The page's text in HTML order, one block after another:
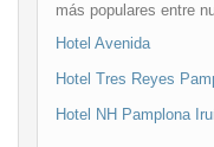
más populares entre
Hotel Avenida
Hotel Tres Reyes
Hotel NH Pamplona